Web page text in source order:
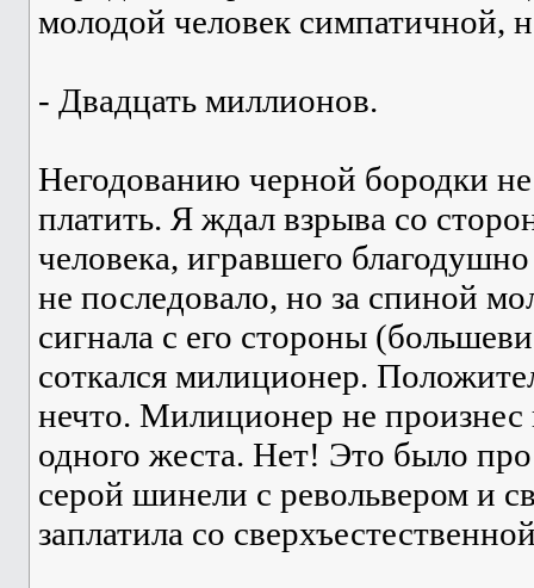
молодой человек симпатичной,
- Двадцать миллионов.
Негодованию черной бородки
платить. Я ждал взрыва со
человека, игравшего
не последовало, но за спиной
сигнала с его стороны
соткался милиционер.
нечто. Милиционер не произнес
одного жеста. Нет! Это было
серой шинели с револьвером и
заплатила со